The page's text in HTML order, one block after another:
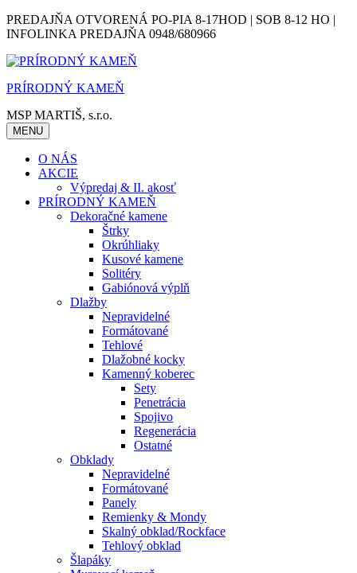
Skip
to
PREDAJŇA OTVORENÁ PO-PIA 8-17HOD | SOB 8-12 HO |
INFOLINKA PREDAJŇA 0948/680966
PRÍRODNÝ KAMEŇ
MSP MARTIŠ, s.r.o.
MENU
O NÁS
AKCIE
Výpredaj & II. akosť
PRÍRODNÝ KAMEŇ
Dekoračné kamene
Štrky
Okrúhliaky
Kusové kamene
Solitéry
Gabiónová výplň
Dlažby
Nepravidelné
Formátované
Tehlové
Dlažobné kocky
Kamenný koberec
Sety
Penetrácia
Spojivo
Regenerácia
Ostatné
Obklady
Nepravidelné
Formátované
Panely
Remienky & Mondy
Skalný obklad/Rockface
Tehlový obklad
Šlapáky